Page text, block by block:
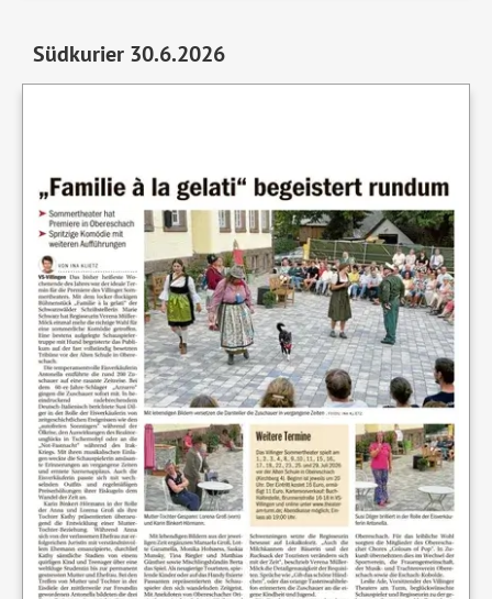
Südkurier 30.6.2026